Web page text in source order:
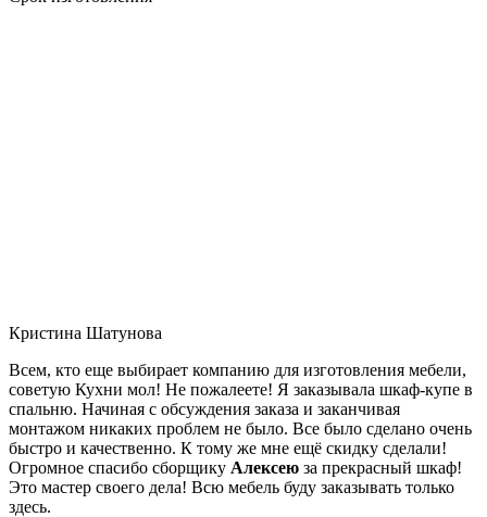
Кристина Шатунова
Всем, кто еще выбирает компанию для изготовления мебели,
советую Кухни мол! Не пожалеете! Я заказывала шкаф-купе в
спальню. Начиная с обсуждения заказа и заканчивая
монтажом никаких проблем не было. Все было сделано очень
быстро и качественно. К тому же мне ещё скидку сделали!
Огромное спасибо сборщику Алексею за прекрасный шкаф!
Это мастер своего дела! Всю мебель буду заказывать только
здесь.